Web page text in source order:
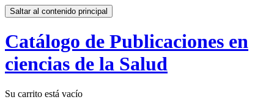
Saltar al contenido principal
Catálogo de Publicaciones en
ciencias de la Salud
Su carrito está vacío